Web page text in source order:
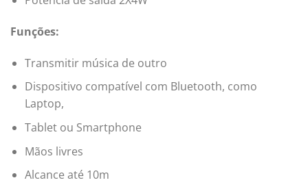
Funções:
Transmitir música de outro
Dispositivo compatível com Bluetooth, como
Laptop,
Tablet ou Smartphone
Mãos livres
Alcance até 10m